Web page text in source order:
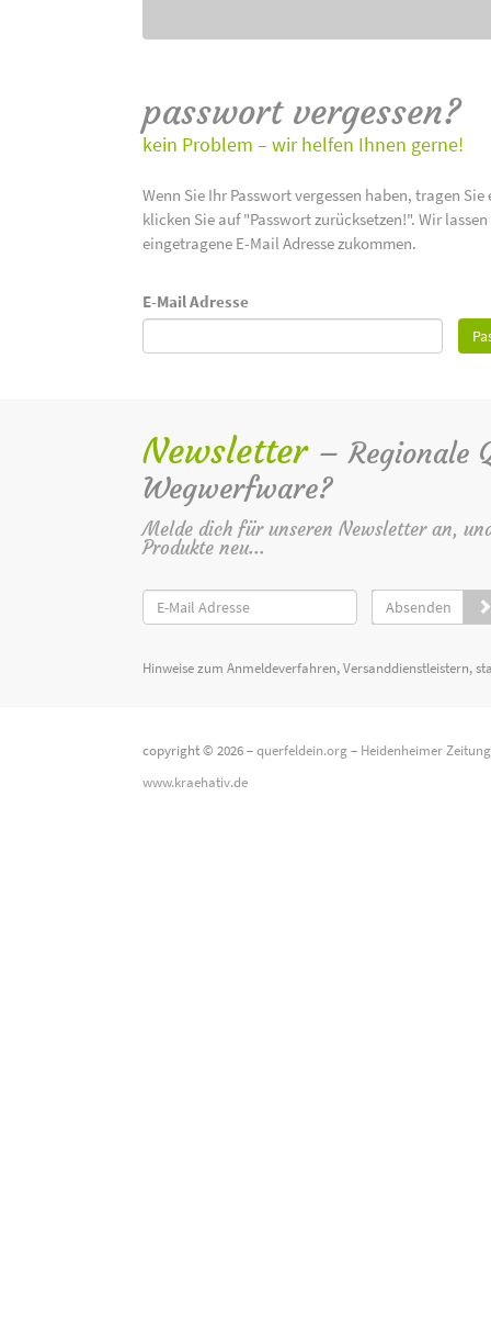
passwort vergessen?
kein Problem – wir helfen Ihnen gerne!
Wenn Sie Ihr Passwort vergessen haben, tragen
klicken Sie auf "Passwort zurücksetzen!". Wir
eingetragene E-Mail Adresse zukommen.
E-Mail Adresse
Newsletter – Regionale
Wegwerfware?
Melde dich für unseren Newsletter an,
Produkte neu...
Absenden
Hinweise zum Anmeldeverfahren, Versanddienstleistern,
copyright © 2026 –querfeldein.org– Heidenheimer
www.kraehativ.de